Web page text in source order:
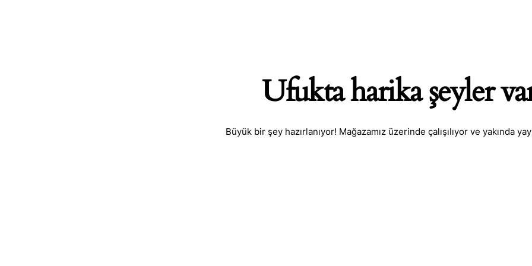
Ufukta harika şeyler
Büyük bir şey hazırlanıyor! Mağazamız üzerinde çalışılıyor ve yakında